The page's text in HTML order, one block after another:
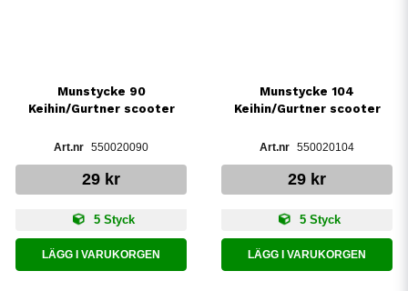
Munstycke 90
Keihin/Gurtner scooter
550020090
29 kr
5 Styck
LÄGG I VARUKORGEN
Munstycke 104
Keihin/Gurtner scooter
550020104
29 kr
5 Styck
LÄGG I VARUKORGEN